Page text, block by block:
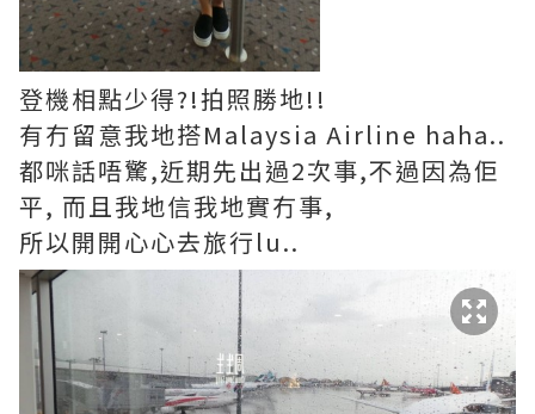
登機相點少得?!拍照勝地!!
有冇留意我地搭Malaysia Airline haha..
都咪話唔驚,近期先出過2次事,不過因為佢
平, 而且我地信我地實冇事,
所以開開心心去旅行lu..